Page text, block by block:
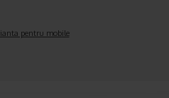
pentru mobile